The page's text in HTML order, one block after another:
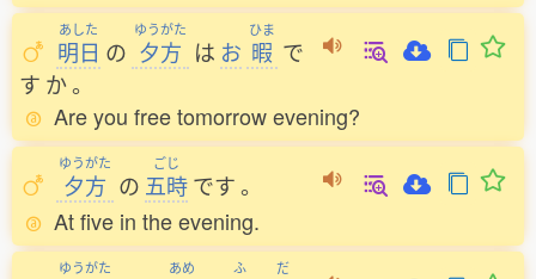
あした
明日 の
ゆうがた
夕方 は お
ひま
暇 で
す か。
Are you free tomorrow evening?
ゆうがた
夕方 の
ごじ
五時です。
At five in the evening.
ゆうがた あめ ふ だ